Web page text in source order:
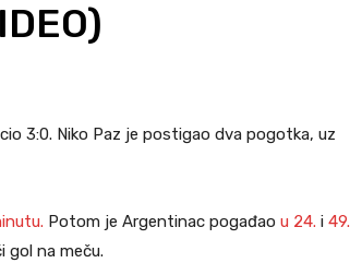
3:0. Niko Paz je postigao dva pogotka, uz
Potom je Argentinac pogađao u 24. i 49.
gol na meču.